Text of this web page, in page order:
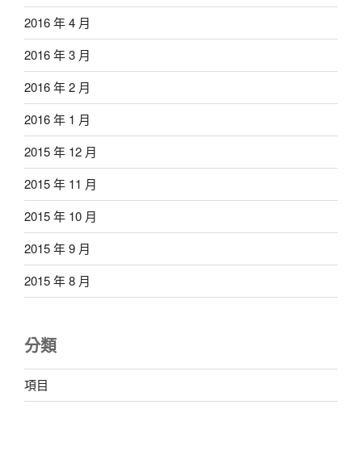
2016 年 4 月
2016 年 3 月
2016 年 2 月
2016 年 1 月
2015 年 12 月
2015 年 11 月
2015 年 10 月
2015 年 9 月
2015 年 8 月
分類
項目